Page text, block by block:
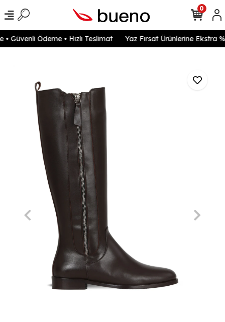
Güvenli Ödeme • Hızlı Teslimat Yaz Fırsat Ürünlerine Ekstra
0